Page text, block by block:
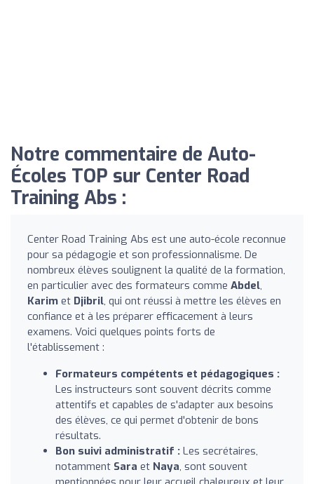
Notre commentaire de Auto-
Écoles TOP sur Center Road
Training Abs :
Center Road Training Abs est une auto-école reconnue
pour sa pédagogie et son professionnalisme. De
nombreux élèves soulignent la qualité de la formation,
en particulier avec des formateurs comme Abdel,
Karim et Djibril, qui ont réussi à mettre les élèves en
confiance et à les préparer efficacement à leurs
examens. Voici quelques points forts de
l'établissement :
Formateurs compétents et pédagogiques :
Les instructeurs sont souvent décrits comme
attentifs et capables de s'adapter aux besoins
des élèves, ce qui permet d'obtenir de bons
résultats.
Bon suivi administratif : Les secrétaires,
notamment Sara et Naya, sont souvent